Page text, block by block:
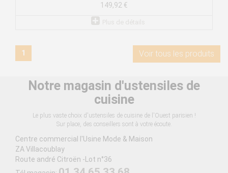
149,92 €
1 Voir tous les produits
Notre magasin d'ustensiles de
cuisine
Le plus vaste choix d'ustensiles de cuisine de l'Ouest parisien !
Sur place, des conseillers sont à votre écoute.
Centre commercial l'Usine Mode & Maison
ZA Villacoublay
Route andré Citroën -Lot n°36